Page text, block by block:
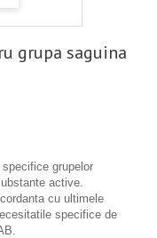
grupa saguina
grupelor
active.
cu ultimele
specifice de